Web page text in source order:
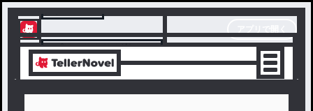
テラーノベル
アプリでサクサク楽しめる